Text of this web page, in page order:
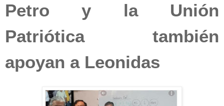
Petro y la Unión
Patriótica también
apoyan a Leonidas